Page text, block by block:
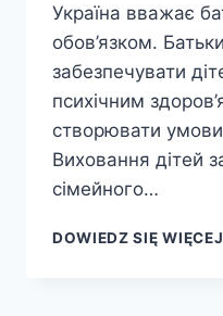
Україна вважає
обов’язком.
забезпечувати
психічним
створювати
Виховання дітей
сімейного…
DOWIEDZ SIĘ WIĘCEJ